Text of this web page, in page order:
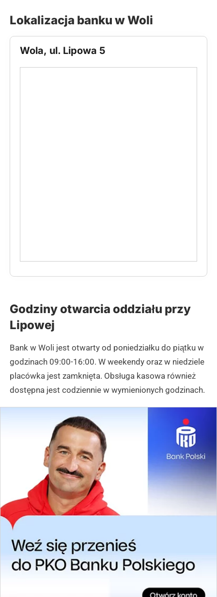
Lokalizacja banku w Woli
Wola, ul. Lipowa 5
Godziny otwarcia oddziału przy
Lipowej
Bank w Woli jest otwarty od poniedziałku do piątku w
godzinach 09:00-16:00. W weekendy oraz w niedziele
placówka jest zamknięta. Obsługa kasowa również
dostępna jest codziennie w wymienionych godzinach.